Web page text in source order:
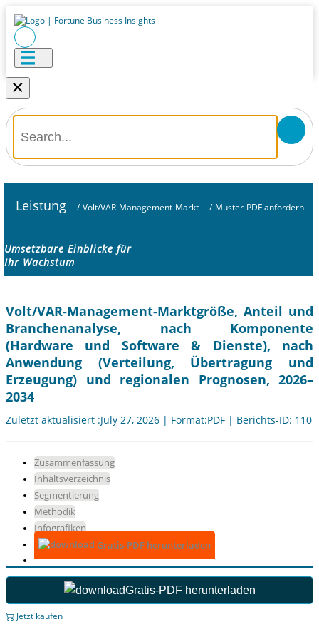
×
Leistung / Volt/VAR-Management-Markt / Muster-PDF anfordern
Umsetzbare Einblicke für
Ihr Wachstum
Volt/VAR-Management-Marktgröße, Anteil und
Branchenanalyse, nach Komponente
(Hardware und Software & Dienste), nach
Anwendung (Verteilung, Übertragung und
Erzeugung) und regionalen Prognosen, 2026–
2034
Zuletzt aktualisiert :July 27, 2026 | Format:PDF | Berichts-ID:
Zusammenfassung
Inhaltsverzeichnis
Segmentierung
Methodik
Infografiken
Gratis-PDF herunterladen
Gratis-PDF herunterladen
Jetzt kaufen